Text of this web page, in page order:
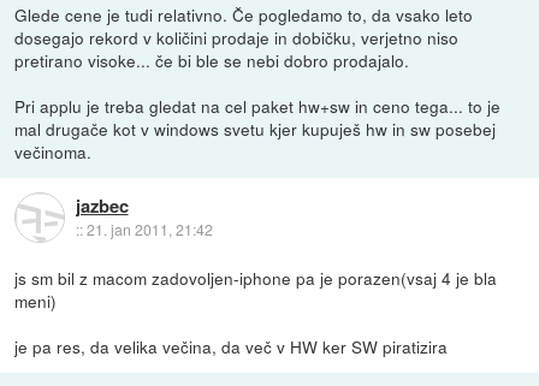
Glede cene je tudi relativno. Če pogledamo to, da vsako leto
dosegajo rekord v količini prodaje in dobičku, verjetno niso
pretirano visoke... če bi ble se nebi dobro prodajalo.
Pri applu je treba gledat na cel paket hw+sw in ceno tega... to je
mal drugače kot v windows svetu kjer kupuješ hw in sw posebej
večinoma.
jazbec
::21. jan 2011, 21:42
js sm bil z macom zadovoljen-iphone pa je porazen(vsaj 4 je bla
meni)
je pa res, da velika večina, da več v HW ker SW piratizira